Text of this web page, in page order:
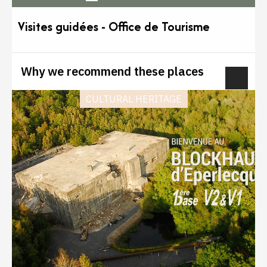
Visites guidées - Office de Tourisme
Why we recommend these places
CULTURAL HERITAGE